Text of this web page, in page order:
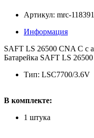
Артикул: mrc-
Информация
SAFT LS 26500 CNA C с
Батарейка SAFT LS
Тип: LSC7700/3.6V
В комплекте:
1 штука